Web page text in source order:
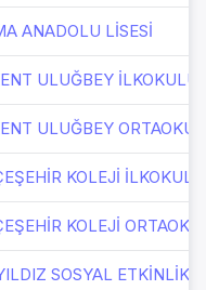
ANADOLU LİSESİ
ULUĞBEY İLKOKULU
ULUĞBEY
KOLEJİ İLKOKULU
KOLEJİ
SOSYAL ETKİNLİK